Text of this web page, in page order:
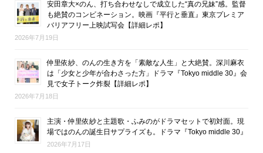
安田章大×のん、打ち合わせなしで成立した“真の兄妹”感。監督
も絶賛のコンビネーション。映画『平行と垂直』東京プレミア
バリアフリー上映試写会【詳細レポ】
2026年7月19日
仲里依紗、のんの生き方を「素敵な人生」と大絶賛。深川麻衣
は「少女と少年が合わさった方」ドラマ『Tokyo middle 30』会
見で女子トーク炸裂【詳細レポ】
2026年7月18日
主演・仲里依紗と主題歌・ふみのがドラマセットで初対面。現
場ではのんの誕生日サプライズも。ドラマ『Tokyo middle 30』
2026年7月17日